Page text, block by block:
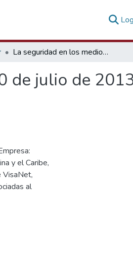
La seguridad en los medios de pagos electrónicos [10 de julio de 2013]
de julio de
y el Caribe,
VisaNet,
al